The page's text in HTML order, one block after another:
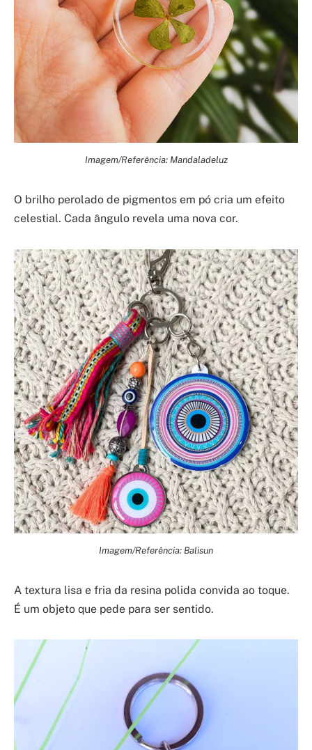
Imagem/Referência: Mandaladeluz
O brilho perolado de pigmentos em pó cria um efeito
celestial. Cada ângulo revela uma nova cor.
Imagem/Referência: Balisun
A textura lisa e fria da resina polida convida ao toque.
É um objeto que pede para ser sentido.